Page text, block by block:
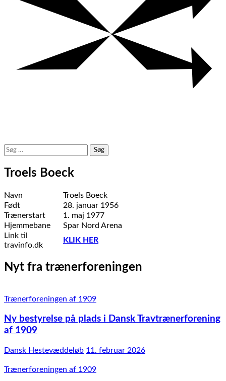
Søg
efter:
Troels Boeck
Navn
Troels Boeck
Født
28. januar 1956
Trænerstart
1. maj 1977
Hjemmebane
Spar Nord Arena
Link til
travinfo.dk
KLIK HER
Nyt fra trænerforeningen
Trænerforeningen af 1909
Ny bestyrelse på plads i Dansk Travtrænerforening
af 1909
Dansk Hestevæddeløb 11. februar 2026
Trænerforeningen af 1909